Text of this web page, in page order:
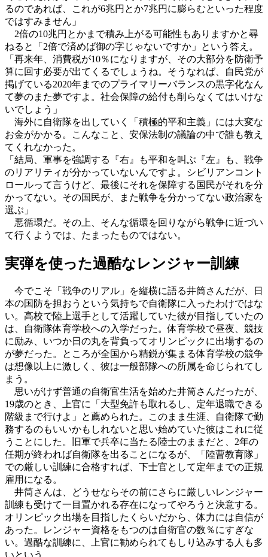
るのであれば、これが6兆円とか7兆円に膨らむといった程度
ではすみません」
2倍の10兆円とかまで積み上がる可能性もありますかと尋
ねると「2倍で済めば御の字じゃないですか」という答え。
「再来年、消費税が10％になりますが、その大部分を防衛予
算に回す必要が出てくるでしょうね。そうなれば、自民党が
掲げている2020年までのプライマリーバランスの黒字化なん
て夢のまた夢ですよ。社会保障の給付も削らなくてはいけな
いでしょう」
海外に自衛隊を出していく「積極的平和主義」には大変な
お金がかかる。こんなこと、安保法制の議論の中で誰も教え
てくれなかった。
「結局、軍事を強調する『右』も平和を叫ぶ『左』も、戦争
のリアリティが分かっていないんですよ。シビリアンコント
ロールって言うけど、最後にそれを保障する国民がそれを分
かってない。その国民が、また戦争を分かってない政治家を
選ぶ」
悪循環だ。その上、そんな循環を回りながら戦争に近づい
て行くようでは、たまったものではない。
実弾を使った過酷なレンジャー訓練
今でこそ「戦争のリアル」を縦横に語る井筒さんだが、日
本の国防を担おうという気持ちで自衛隊に入ったわけではな
い。高校で陸上選手として活躍していた彼が目指していたの
は、自衛隊体育学校への入学だった。体育学校で昼夜、競技
に励み、いつか日の丸を背負ってオリンピックに出場するの
が夢だった。ところが全国から精鋭が集まる体育学校の競争
は想像以上に激しく、彼は一般部隊への所属を命じられてし
まう。
思いがけず普通の自衛官生活を始めた井筒さんだったが、
19歳のとき、上官に「大型免許も取れるし、定年退職できる
階級まで行けよ」と薦められた。このまま生涯、自衛隊で勤
務するのもいいかもしれないと思い始めていた彼はこれに従
うことにした。旧軍で兵卒に当たる陸士のままだと、2年の
任期が終われば自衛隊を出ることになるが、「陸曹教育隊」
での厳しい訓練に合格すれば、下士官として定年までの正規
雇用になる。
井筒さんは、どうせならその前にさらに厳しいレンジャー
訓練も受けて一目置かれる存在になってやろうと決意する。
オリンピック出場を目指したくらいだから、体力には自信が
あった。レンジャー資格をもつのは自衛官の数％にすぎな
い。過酷な訓練に、上官に勧められてもしり込みする人も多
いという。